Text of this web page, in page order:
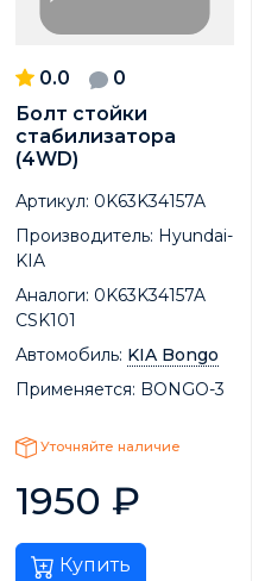
0.0
0
Болт стойки
стабилизатора
(4WD)
Артикул: 0K63K34157A
Производитель: Hyundai-
KIA
Аналоги: 0K63K34157A
CSK101
Автомобиль: KIA Bongo
Применяется: BONGO-3
Уточняйте наличие
1950 ₽
Купить